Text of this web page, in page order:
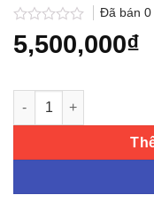
Được
xếp
5
sao
Đã bán 0
5,500,000₫
Thiết bị kiểm tra đầu